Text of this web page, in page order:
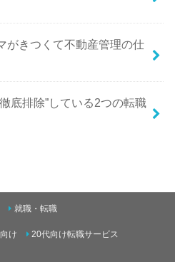
がきつくて不動産管理の仕
底排除”している2つの転職
就職・転職
け
20代向け転職サービス